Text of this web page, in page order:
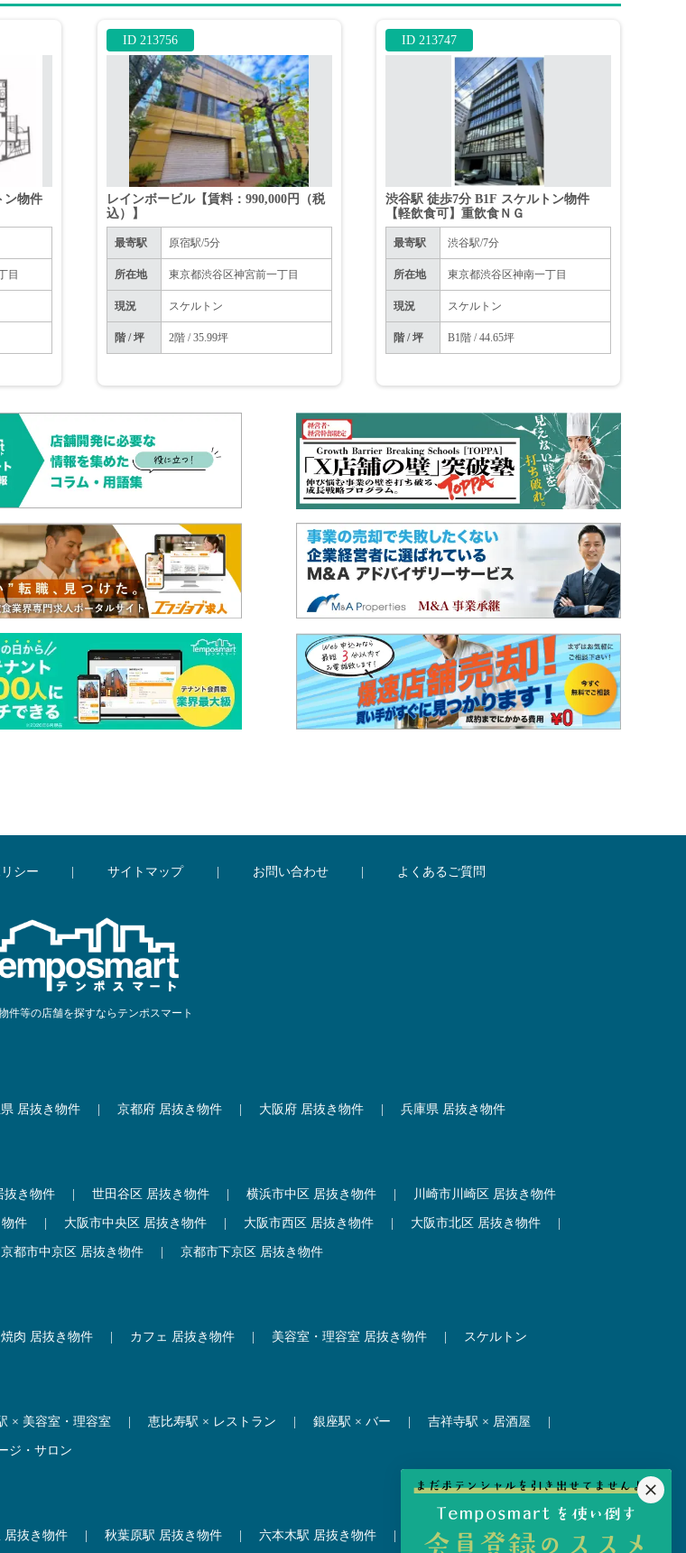
ン物件
目
ID 213756
レインボービル【賃料：990,000円（税
込）】
最寄駅 原宿駅/5分
所在地 東京都渋谷区神宮前一丁目
現況 スケルトン
階 / 坪 2階 / 35.99坪
ID 213747
渋谷駅 徒歩7分 B1F スケルトン物件
【軽飲食可】重飲食ＮＧ
最寄駅 渋谷駅/7分
所在地 東京都渋谷区神南一丁目
現況 スケルトン
階 / 坪 B1階 / 44.65坪
シー サイトマップ お問い合わせ よくあるご質問
件等の店舗を探すならテンポスマート
居抜き物件 京都府 居抜き物件 大阪府 居抜き物件 兵庫県 居抜き物件
抜き物件 世田谷区 居抜き物件 横浜市中区 居抜き物件 川崎市川崎区 居抜き物件
件 大阪市中央区 居抜き物件 大阪市西区 居抜き物件 大阪市北区 居抜き物件
京都市中京区 居抜き物件 京都市下京区 居抜き物件
焼肉 居抜き物件 カフェ 居抜き物件 美容室・理容室 居抜き物件 スケルトン
× 美容室・理容室 恵比寿駅 × レストラン 銀座駅 × バー 吉祥寺駅 × 居酒屋
ジ・サロン
居抜き物件 秋葉原駅 居抜き物件 六本木駅 居抜き物件 赤坂見附駅 居抜き物件